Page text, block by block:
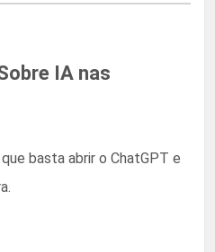
IA nas
basta abrir o ChatGPT e